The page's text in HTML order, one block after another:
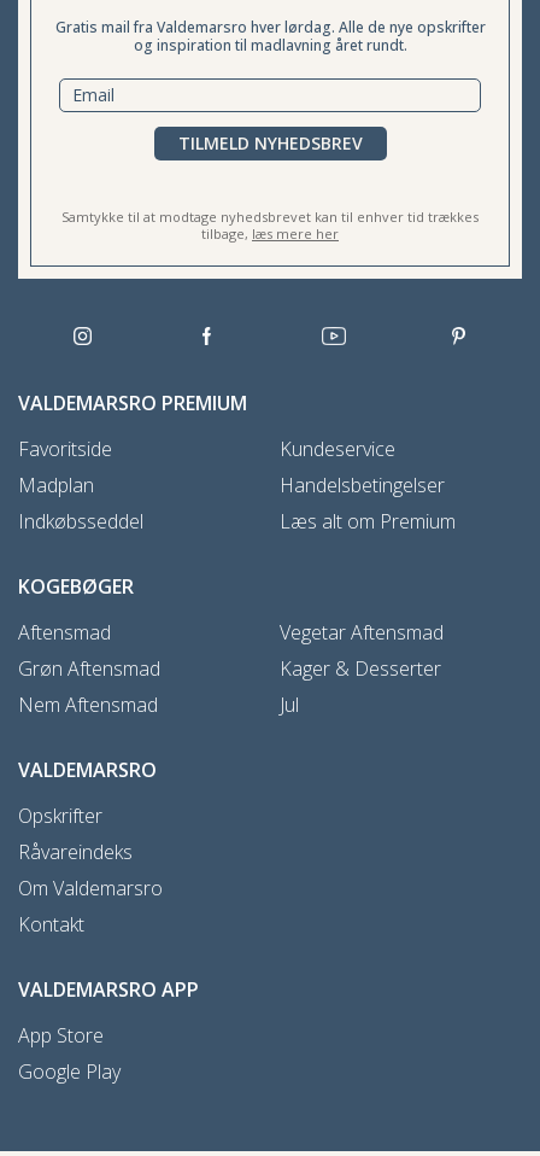
Gratis mail fra Valdemarsro hver lørdag. Alle de nye opskrifter
og inspiration til madlavning året rundt.
TILMELD NYHEDSBREV
Samtykke til at modtage nyhedsbrevet kan til enhver tid trækkes
tilbage, læs mere her
VALDEMARSRO PREMIUM
Favoritside
Madplan
Indkøbsseddel
Kundeservice
Handelsbetingelser
Læs alt om Premium
KOGEBØGER
Aftensmad
Grøn Aftensmad
Nem Aftensmad
Vegetar Aftensmad
Kager & Desserter
Jul
VALDEMARSRO
Opskrifter
Råvareindeks
Om Valdemarsro
Kontakt
VALDEMARSRO APP
App Store
Google Play